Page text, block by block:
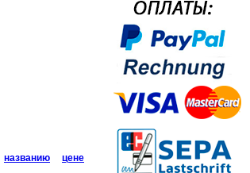
названию цене